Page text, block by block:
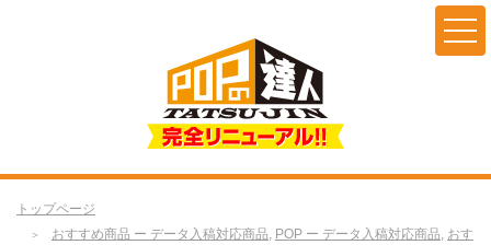
トップページ
おすすめ商品 ー データ入稿対応商品 POP ー データ入稿対応商品 おす